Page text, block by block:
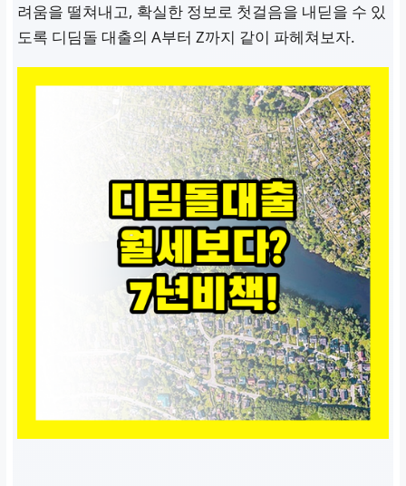
려움을 떨쳐내고, 확실한 정보로 첫걸음을 내딛을 수 있
도록 디딤돌 대출의 A부터 Z까지 같이 파헤쳐보자.